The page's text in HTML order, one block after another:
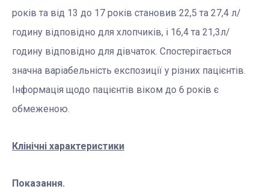
років та від 13 до 17 років становив 22,5 та 27,4 л/
годину відповідно для хлопчиків, і 16,4 та 21,3л/
годину відповідно для дівчаток. Спостерігається
значна варіабельність експозиції у різних пацієнтів.
Інформація щодо пацієнтів віком до 6 років є
обмеженою.
Клінічні характеристики
Показання.